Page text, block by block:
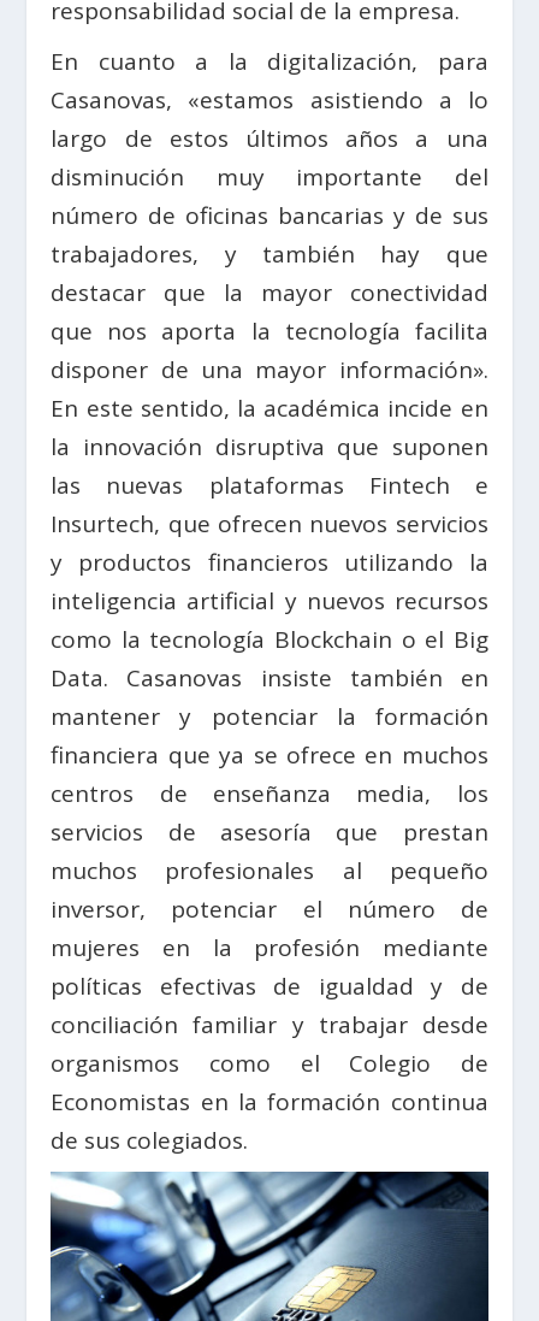
responsabilidad social de la empresa.
En cuanto a la digitalización, para
Casanovas, «estamos asistiendo a lo
largo de estos últimos años a una
disminución muy importante del
número de oficinas bancarias y de sus
trabajadores, y también hay que
destacar que la mayor conectividad
que nos aporta la tecnología facilita
disponer de una mayor información».
En este sentido, la académica incide en
la innovación disruptiva que suponen
las nuevas plataformas Fintech e
Insurtech, que ofrecen nuevos servicios
y productos financieros utilizando la
inteligencia artificial y nuevos recursos
como la tecnología Blockchain o el Big
Data. Casanovas insiste también en
mantener y potenciar la formación
financiera que ya se ofrece en muchos
centros de enseñanza media, los
servicios de asesoría que prestan
muchos profesionales al pequeño
inversor, potenciar el número de
mujeres en la profesión mediante
políticas efectivas de igualdad y de
conciliación familiar y trabajar desde
organismos como el Colegio de
Economistas en la formación continua
de sus colegiados.